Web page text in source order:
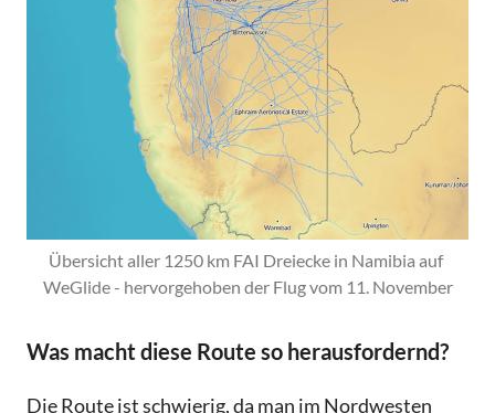
Übersicht aller 1250 km FAI Dreiecke in Namibia auf
WeGlide - hervorgehoben der Flug vom 11. November
Was macht diese Route so herausfordernd?
Die Route ist schwierig, da man im Nordwesten